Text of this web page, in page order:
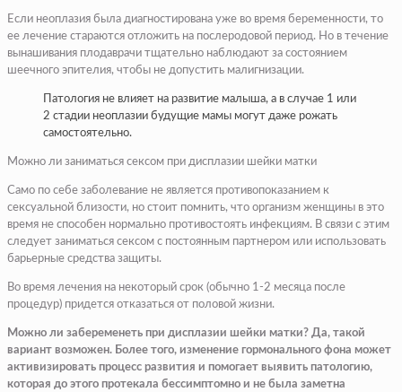
Если неоплазия была диагностирована уже во время беременности, то
ее лечение стараются отложить на послеродовой период. Но в течение
вынашивания плодаврачи тщательно наблюдают за состоянием
шеечного эпителия, чтобы не допустить малигнизации.
Патология не влияет на развитие малыша, а в случае 1 или
2 стадии неоплазии будущие мамы могут даже рожать
самостоятельно.
Можно ли заниматься сексом при дисплазии шейки матки
Само по себе заболевание не является противопоказанием к
сексуальной близости, но стоит помнить, что организм женщины в это
время не способен нормально противостоять инфекциям. В связи с этим
следует заниматься сексом с постоянным партнером или использовать
барьерные средства защиты.
Во время лечения на некоторый срок (обычно 1-2 месяца после
процедур) придется отказаться от половой жизни.
Можно ли забеременеть при дисплазии шейки матки? Да, такой
вариант возможен. Более того, изменение гормонального фона может
активизировать процесс развития и помогает выявить патологию,
которая до этого протекала бессимптомно и не была заметна